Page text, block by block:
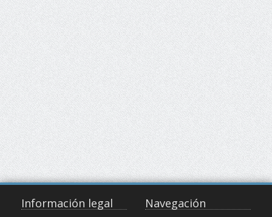
Información legal Navegación